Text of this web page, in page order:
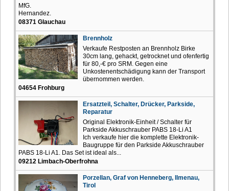
MfG.
Hernandez.
08371 Glauchau
Brennholz
Verkaufe Restposten an Brennholz Birke
30cm lang, gehackt, getrocknet und ofenfertig
für 80,-€ pro SRM. Gegen eine
Unkostenentschädigung kann der Transport
übernommen werden.
04654 Frohburg
Ersatzteil, Schalter, Drücker, Parkside,
Reparatur
Original Elektronik-Einheit / Schalter für
Parkside Akkuschrauber PABS 18-Li A1
Ich verkaufe hier die komplette Elektronik-
Baugruppe für den Parkside Akkuschrauber
PABS 18-Li A1. Das Set ist ideal als...
09212 Limbach-Oberfrohna
Porzellan, Graf von Henneberg, Ilmenau,
Tirol